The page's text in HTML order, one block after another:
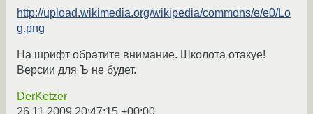
http://upload.wikimedia.org/wikipedia/commons/e/e0/Lo
g.png
На шрифт обратите внимание. Школота отакуе!
Версии для Ъ не будет.
DerKetzer
26.11.2009 20:47:15 +00:00